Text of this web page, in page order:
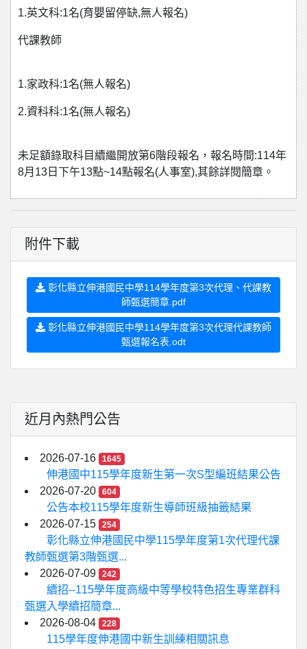
1.英文科:1名(育嬰留停缺,無人報名)
代課教師
1.家政科:1名(無人報名)
2.資科科:1名(無人報名)
未足額錄取科目續繼開放第6階段報名，報名時間:114年
8月13日下午13點~14點報名(人事室),其餘詳閱簡章。
附件下載
彰化縣立伸港國民中學114學年度第3次代理、代課教
師甄選簡章.pdf
彰化縣立伸港國民中學114學年度第3次代理代課教師
甄選報名表.odt
近月內熱門公告
2026-07-16 1645
伸港國中115學年度新生第一次S型編班結果公告
2026-07-20
604
公告本校115學年度新生導師班級抽籤結果
2026-07-15
254
彰化縣立伸港國民中學115學年度第1次代理代課
教師甄選第3階甄選...
2026-07-09
242
續招--115學年度高級中等學校特色招生專業群科
甄選入學續招簡章...
2026-08-04
228
115學年度伸港國中新生訓練相關訊息